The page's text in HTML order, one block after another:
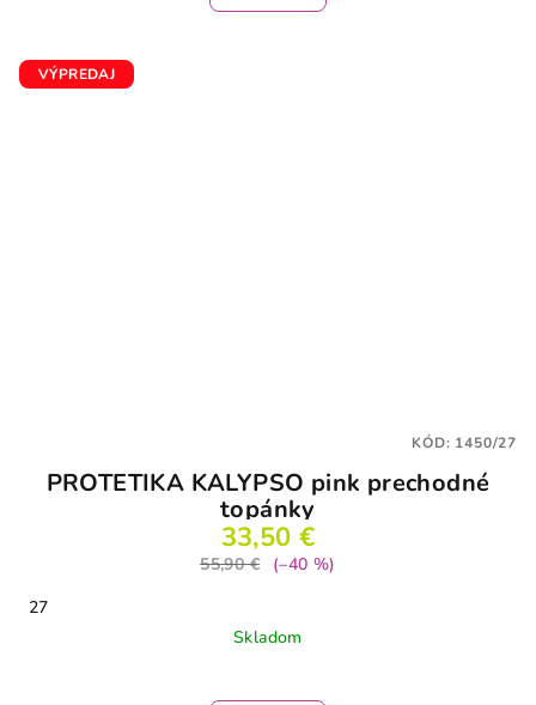
VÝPREDAJ
PROTETIKA KALYPSO pink prechodné
topánky
33,50 €
55,90 €
(–40 %)
27
Skladom
KÓD: 1450/27